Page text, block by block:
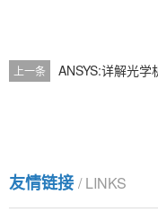
上一条 ANSYS:详解光
友情链接 / LINKS